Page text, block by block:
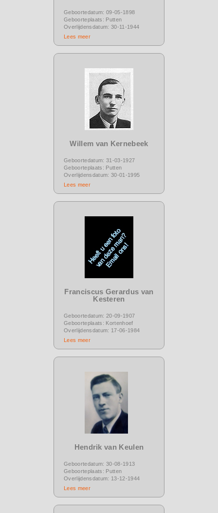
Geboortedatum: 09-05-1898
Geboorteplaats: Putten
Overlijdensdatum: 30-11-1944
Lees meer
Willem van Kernebeek
Geboortedatum: 31-03-1927
Geboorteplaats: Putten
Overlijdensdatum: 30-01-1995
Lees meer
Franciscus Gerardus van
Kesteren
Geboortedatum: 20-09-1907
Geboorteplaats: Kortenhoef
Overlijdensdatum: 17-06-1984
Lees meer
Hendrik van Keulen
Geboortedatum: 30-08-1913
Geboorteplaats: Putten
Overlijdensdatum: 13-12-1944
Lees meer